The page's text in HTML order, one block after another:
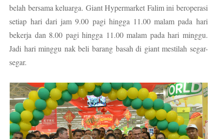
belah bersama keluarga. Giant Hypermarket Falim ini beroperasi
setiap hari dari jam 9.00 pagi hingga 11.00 malam pada hari
bekerja dan 8.00 pagi hingga 11.00 malam pada hari minggu.
Jadi hari minggu nak beli barang basah di giant mestilah segar-
segar.